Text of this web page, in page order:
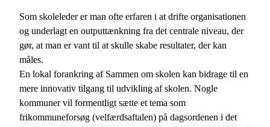
Som skoleleder er man ofte erfaren i at drifte organisationen
og underlagt en outputtænkning fra det centrale niveau, der
gør, at man er vant til at skulle skabe resultater, der kan
måles.
En lokal forankring af Sammen om skolen kan bidrage til en
mere innovativ tilgang til udvikling af skolen. Nogle
kommuner vil formentligt sætte et tema som
frikommuneforsøg (velfærdsaftalen) på dagsordenen i det